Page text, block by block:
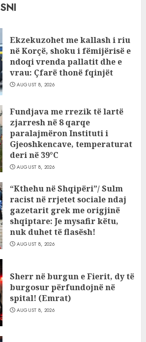
Ekzekuzohet me kallash i riu
në Korçë, shoku i fëmijërisë e
ndoqi vrenda pallatit dhe e
vrau: Çfarë thonë fqinjët
AUGUST 8, 2026
Fundjava me rrezik të lartë
zjarresh në 8 qarqe
paralajmëron Instituti i
Gjeoshkencave, temperaturat
deri në 39°C
AUGUST 8, 2026
“Kthehu në Shqipëri”/ Sulm
racist në rrjetet sociale ndaj
gazetarit grek me origjinë
shqiptare: Je mysafir këtu,
nuk duhet të flasësh!
AUGUST 8, 2026
Sherr në burgun e Fierit, dy të
burgosur përfundojnë në
spital! (Emrat)
AUGUST 8, 2026